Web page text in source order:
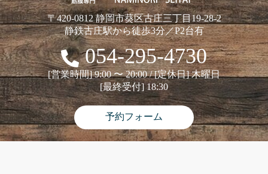
〒420-0812 静岡市葵区古庄三丁目19-28-2
静鉄古庄駅から徒歩3分／P2台有
054-295-4730
[営業時間] 9:00 〜 20:00 / [定休日] 木曜日
[最終受付] 18:30
予約フォーム